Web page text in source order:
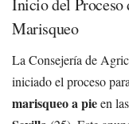
Marisqueo
La Consejería de
iniciado el proceso
marisqueo a pieen